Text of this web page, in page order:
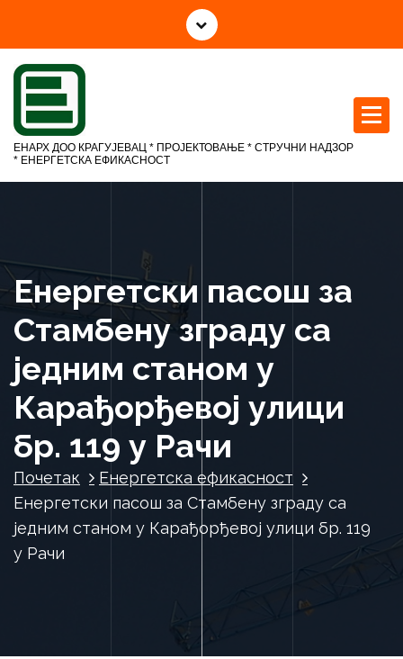
о
а
а
ј
ЕНАРХ ДОО КРАГУЈЕВАЦ * ПРОЈЕКТОВАЊЕ * СТРУЧНИ НАДЗОР
* ЕНЕРГЕТСКА ЕФИКАСНОСТ
Енергетски пасош за
Стамбену зграду са
једним станом у
Карађорђевој улици
бр. 119 у Рачи
Почетак
Енергетска ефикасност
Енергетски пасош за Стамбену зграду са
једним станом у Карађорђевој улици бр. 119
у Рачи